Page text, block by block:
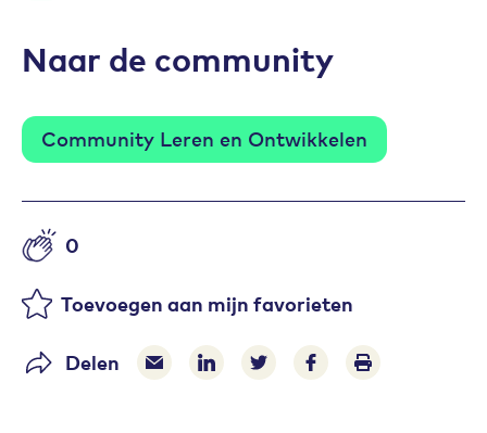
Naar de community
Community Leren en Ontwikkelen
Aantal likes
0
Toevoegen aan mijn favorieten
Delen Delen via e-mail
Delen via LinkedIn
Deel op Twitter
Deel op Facebook
Print pagina